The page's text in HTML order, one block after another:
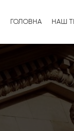
ГОЛОВНА НАШ